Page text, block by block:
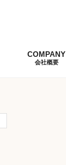
COMPANY
会社概要